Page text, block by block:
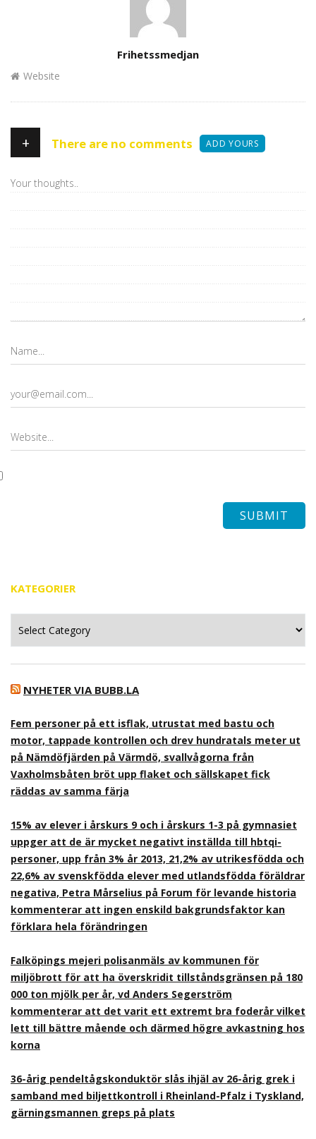
Frihetssmedjan
Website
+ There are no comments ADD YOURS
KATEGORIER
NYHETER VIA BUBB.LA
Fem personer på ett isflak, utrustat med bastu och
motor, tappade kontrollen och drev hundratals meter ut
på Nämdöfjärden på Värmdö, svallvågorna från
Vaxholmsbåten bröt upp flaket och sällskapet fick
räddas av samma färja
15% av elever i årskurs 9 och i årskurs 1-3 på gymnasiet
uppger att de är mycket negativt inställda till hbtqi-
personer, upp från 3% år 2013, 21,2% av utrikesfödda och
22,6% av svenskfödda elever med utlandsfödda föräldrar
negativa, Petra Mårselius på Forum för levande historia
kommenterar att ingen enskild bakgrundsfaktor kan
förklara hela förändringen
Falköpings mejeri polisanmäls av kommunen för
miljöbrott för att ha överskridit tillståndsgränsen på 180
000 ton mjölk per år, vd Anders Segerström
kommenterar att det varit ett extremt bra foderår vilket
lett till bättre mående och därmed högre avkastning hos
korna
36-årig pendeltågskonduktör slås ihjäl av 26-årig grek i
samband med biljettkontroll i Rheinland-Pfalz i Tyskland,
gärningsmannen greps på plats